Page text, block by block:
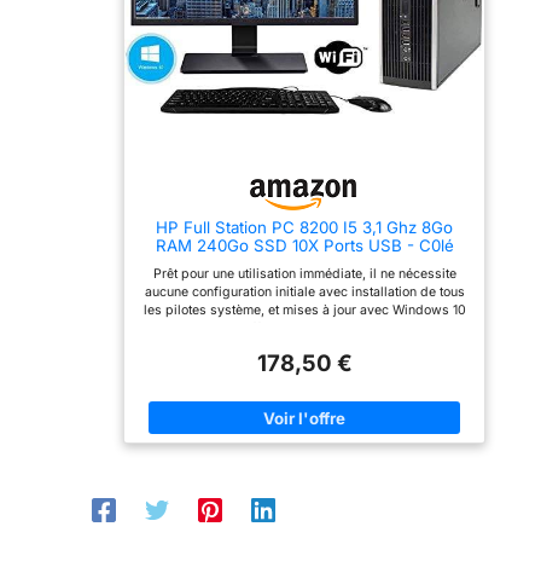
configuré par nos
techniciens expérimentés
dans l'industrie, nous
installons Libre Office,
Antivirus, Chrome, VLC
pour utiliser l'ordinateur
Reconditionné : le produit
reconditionné a été
inspecté, testé et nettoyé
professionnellement.
L'accessoire n'est peut-
être pas original, mais il
est compatible et
dans une boîte générique.
HP Full Station PC 8200 I5 3,1 Ghz 8Go
RAM 240Go SSD 10X Ports USB - C0lé
Souris Trust...(Reconditionné)
Prêt pour une utilisation immédiate, il ne nécessite
aucune configuration initiale avec installation de tous
les pilotes système, et mises à jour avec Windows 10
support technique inclus. pour garantir un haut niveau
(Intel Core I5-2400 Quad Core, 8 Go de RAM, 240 Go
de SSD, DVD, WINDOWS 10 PRO d'origine) Module
Wi-Fi inclus + clavier et souris HP POSTAZIONE
178,50 €